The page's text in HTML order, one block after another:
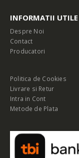
INFORMATII UTILE
Despre Noi
Contact
Producatori
Politica de Cookies
Livrare si Retur
Intra in Cont
Metode de Plata